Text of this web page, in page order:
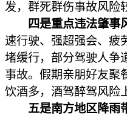
发，群死群伤事故风险
四是重点违法肇事
速行驶、强超强会、疲
堵缓行，部分驾驶人争
事故。假期亲朋好友聚
饮酒多，酒驾醉驾风险
五是南方地区降雨